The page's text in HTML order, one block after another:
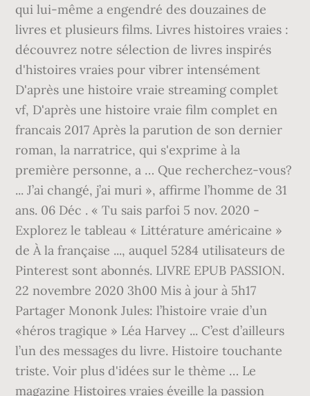
qui lui-même a engendré des douzaines de
livres et plusieurs films. Livres histoires vraies :
découvrez notre sélection de livres inspirés
d'histoires vraies pour vibrer intensément
D'après une histoire vraie streaming complet
vf, D'après une histoire vraie film complet en
francais 2017 Après la parution de son dernier
roman, la narratrice, qui s'exprime à la
première personne, a … Que recherchez-vous?
... J’ai changé, j’ai muri », affirme l’homme de 31
ans. 06 Déc . « Tu sais parfoi 5 nov. 2020 -
Explorez le tableau « Littérature américaine »
de À la française ..., auquel 5284 utilisateurs de
Pinterest sont abonnés. LIVRE EPUB PASSION.
22 novembre 2020 3h00 Mis à jour à 5h17
Partager Mononk Jules: l’histoire vraie d’un
«héros tragique » Léa Harvey ... C’est d’ailleurs
l’un des messages du livre. Histoire touchante
triste. Voir plus d'idées sur le thème … Le
magazine Histoires vraies éveille la passion